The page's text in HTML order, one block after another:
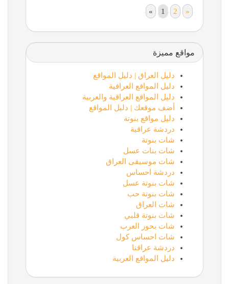
« 1 2 »
مواقع مميزة
دليل العراق | دليل المواقع
دليل المواقع العراقية
دليل المواقع العراقية والعربية
أضف موقعك | دليل المواقع
دليل مواقع بنوتة
دردشة عراقية
شات بنوتة
شات بنات عسل
شات موسيقى العراق
دردشة احساس
شات بنوتة عسل
شات بنوتة حب
شات العراق
شات بنوتة قلبي
شات بحور العرب
شات احساس كول
دردشة عراقنا
دليل المواقع العربية